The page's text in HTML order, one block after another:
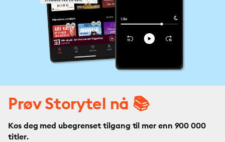
Prøv Storytel nå 📚
Kos deg med ubegrenset tilgang til mer enn 900 000
titler.